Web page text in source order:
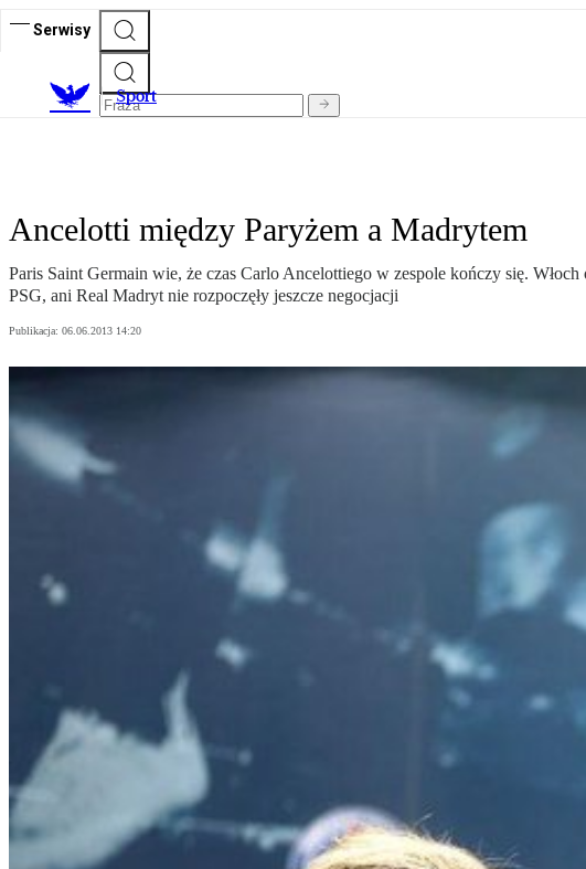
Serwisy
Sport
Ancelotti między Paryżem a Madrytem
Paris Saint Germain wie, że czas Carlo Ancelottiego w zespole kończy się.
PSG, ani Real Madryt nie rozpoczęły jeszcze negocjacji
Publikacja: 06.06.2013 14:20